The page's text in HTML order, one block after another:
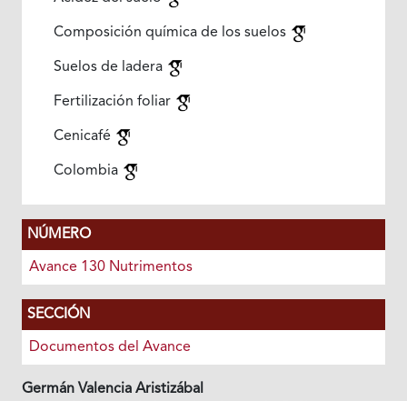
Composición química de los suelos
Suelos de ladera
Fertilización foliar
Cenicafé
Colombia
NÚMERO
Avance 130 Nutrimentos
SECCIÓN
Documentos del Avance
Germán Valencia Aristizábal